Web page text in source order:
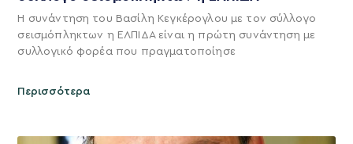
Η συνάντηση του Βασίλη Κεγκέρογλου με τον σύλλογο
σεισμόπληκτων η ΕΛΠΙΔΑ είναι η πρώτη συνάντηση με
συλλογικό φορέα που πραγματοποίησε
Περισσότερα